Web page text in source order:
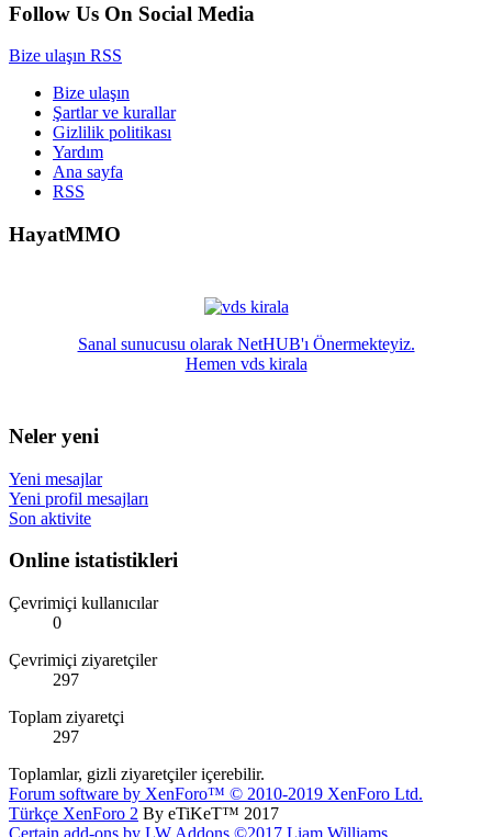
Follow Us On Social Media
Bize ulaşın RSS
Bize ulaşın
Şartlar ve kurallar
Gizlilik politikası
Yardım
Ana sayfa
RSS
HayatMMO
Sanal sunucusu olarak NetHUB'ı Önermekteyiz.
Hemen vds kirala
Neler yeni
Yeni mesajlar
Yeni profil mesajları
Son aktivite
Online istatistikleri
Çevrimiçi kullanıcılar
0
Çevrimiçi ziyaretçiler
297
Toplam ziyaretçi
297
Toplamlar, gizli ziyaretçiler içerebilir.
Forum software by XenForo™ © 2010-2019 XenForo Ltd.
Türkçe XenForo 2 By eTiKeT™ 2017
Certain add-ons by LW Addons ©2017 Liam Williams.